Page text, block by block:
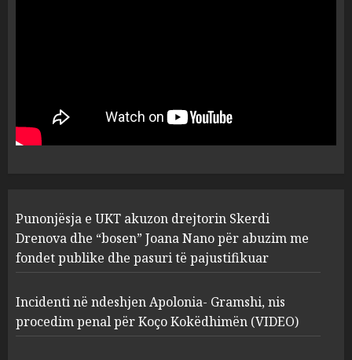
3
ngjarja u fsheh. A u vodhën
serverat?
MARCH 25, 2025
4
çfarë dënimi kërkon për
Mariela dhe Antonela
Berishën
MARCH 25, 2025
“Ai që drejtonte makinën më
ngjau me Talo Çelën”,
Punonjësja e UKT akuzon drejtorin Skerdi
Drenova dhe “bosen” Joana Nano për abuzim me
fondet publike dhe pasuri të pajustifikuar
Incidenti në ndeshjen Apolonia- Gramshi, nis
procedim penal për Koço Kokëdhimën (VIDEO)